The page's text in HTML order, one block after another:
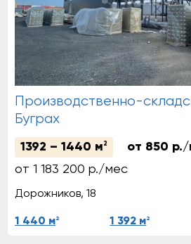
Производственно-
Буграх
1392 – 1440 м 2 от 850 р./
от 1 183 200 р./мес
Дорожников, 18
1 440 м2 1 392 м2